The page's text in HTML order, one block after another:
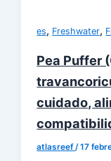
es, Freshwater,
Pea Puffer
cuidado,
atlasreef/17